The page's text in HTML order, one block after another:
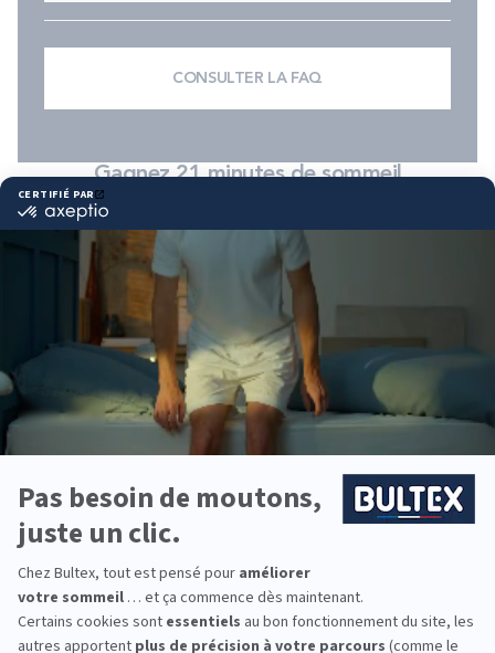
CONSULTER LA FAQ
Gagnez 21 minutes de sommeil
matelas
Bultex
est
fait
pour
vous
?
SommiersEnsemblesAccessoires